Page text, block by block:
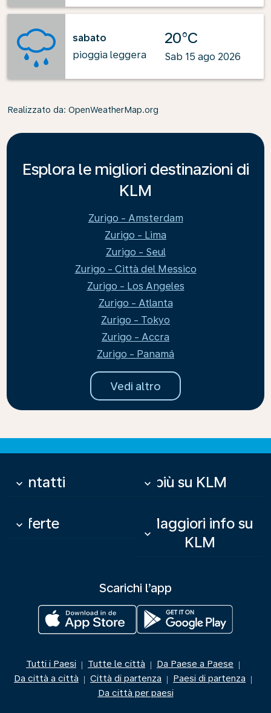
sabato
pioggia leggera
20°C
Sab 15 ago 2026
Realizzato da: OpenWeatherMap.org
Esplora le migliori destinazioni di
KLM
Zurigo - Amsterdam
Zurigo - Lima
Zurigo - Seul
Zurigo - Città del Messico
Zurigo - Los Angeles
Zurigo - Atlanta
Zurigo - Tokyo
Zurigo - Accra
Zurigo - Panamá
Vedi altro
Contatti
keyboard_arrow_down Di più su KLM
keyboard_arrow_down
Offerte
keyboard_arrow_down
Maggiori info su
KLM
keyboard_arrow_down
Scarichi l’app
Tutti i Paesi | Tutte le città | Da Paese a Paese |
Da città a città | Città di partenza | Paesi di partenza |
Da città per paesi